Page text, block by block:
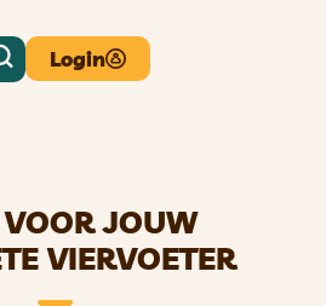
Login
JOUW
VIERVOETER